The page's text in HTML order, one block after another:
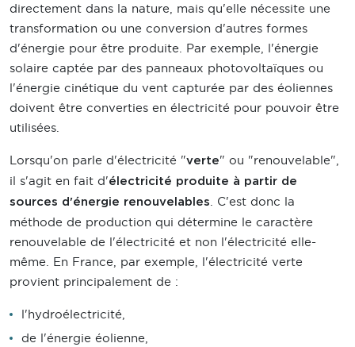
directement dans la nature, mais qu'elle nécessite une
transformation ou une conversion d'autres formes
d'énergie pour être produite. Par exemple, l'énergie
solaire captée par des panneaux photovoltaïques ou
l'énergie cinétique du vent capturée par des éoliennes
doivent être converties en électricité pour pouvoir être
utilisées.
Lorsqu'on parle d'électricité "verte" ou "renouvelable",
il s'agit en fait d'électricité produite à partir de
sources d'énergie renouvelables
. C'est donc la
méthode de production qui détermine le caractère
renouvelable de l'électricité et non l'électricité elle-
même. En France, par exemple, l'électricité verte
provient principalement de :
l'hydroélectricité,
de l'énergie éolienne,